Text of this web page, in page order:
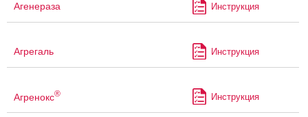
Агенераза Инструкция
Агрегаль Инструкция
Агренокс® Инструкция